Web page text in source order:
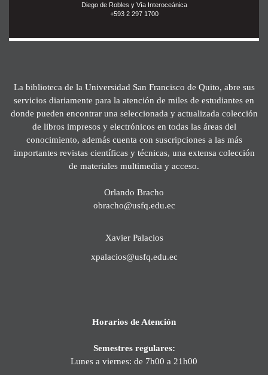
Diego de Robles y Vía Interoceánica
+593 2 297 1700
La biblioteca de la Universidad San Francisco de Quito, abre sus
servicios diariamente para la atención de miles de estudiantes en
donde pueden encontrar una seleccionada y actualizada colección
de libros impresos y electrónicos en todas las áreas del
conocimiento, además cuenta con suscripciones a las más
importantes revistas científicas y técnicas, una extensa colección
de materiales multimedia y acceso.
Orlando Bracho
obracho@usfq.edu.ec
Xavier Palacios
xpalacios@usfq.edu.ec
Horarios de Atención
Semestres regulares:
Lunes a viernes: de 7h00 a 21h00